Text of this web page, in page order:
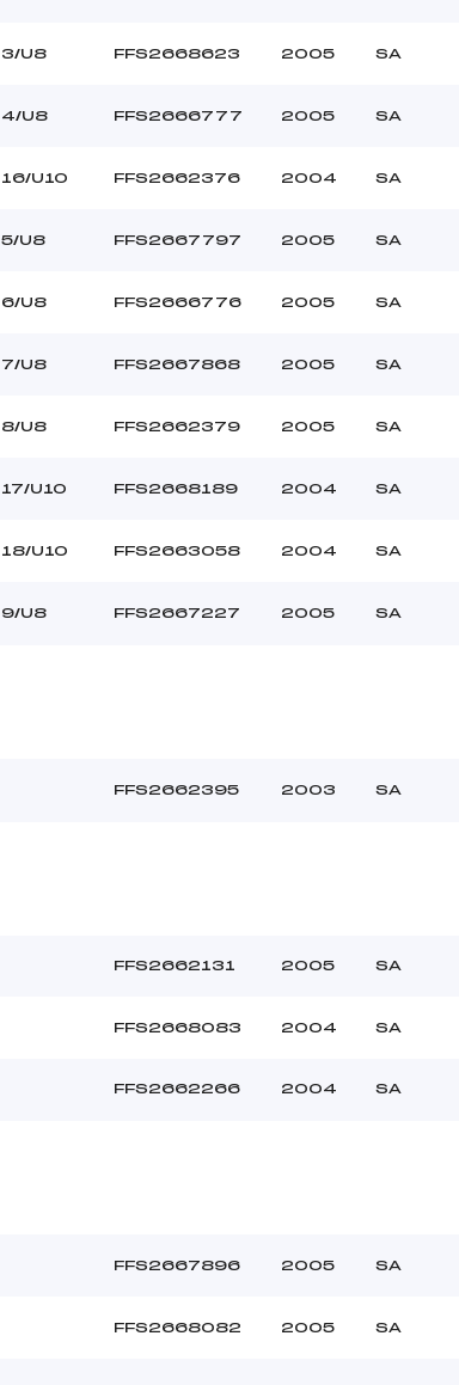
3/U8 FFS2668623 2005 SA
4/U8 FFS2666777 2005 SA
16/U10 FFS2662376 2004 SA
5/U8 FFS2667797 2005 SA
6/U8 FFS2666776 2005 SA
7/U8 FFS2667868 2005 SA
8/U8 FFS2662379 2005 SA
17/U10 FFS2668189 2004 SA
18/U10 FFS2663058 2004 SA
9/U8 FFS2667227 2005 SA
FFS2662395 2003 SA
FFS2662131 2005 SA
FFS2668083 2004 SA
FFS2662266 2004 SA
FFS2667896 2005 SA
FFS2668082 2005 SA